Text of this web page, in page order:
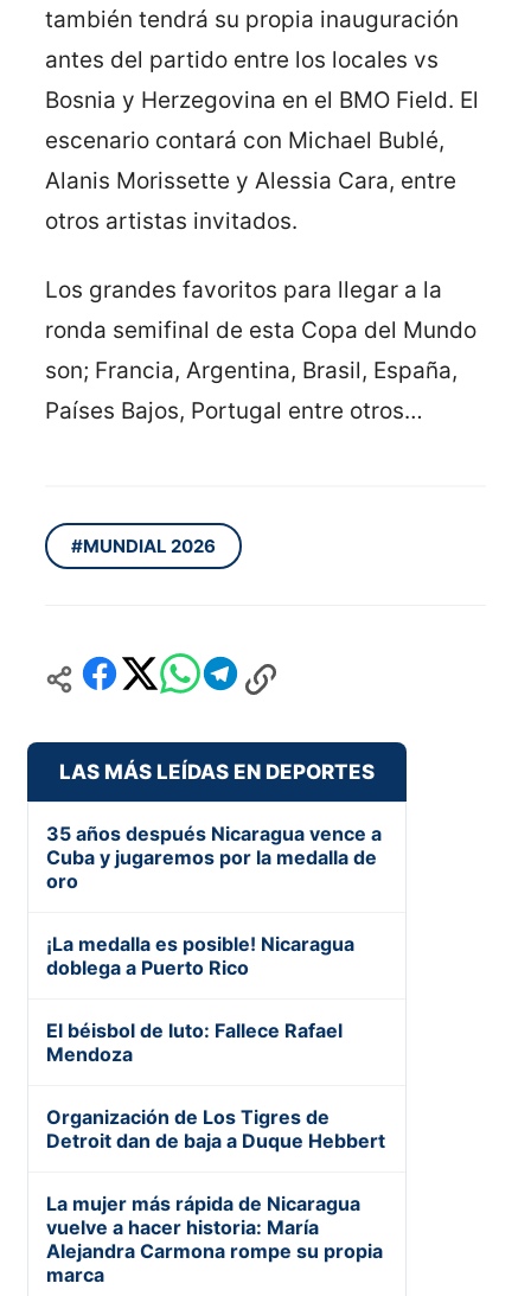
también tendrá su propia inauguración
antes del partido entre los locales vs
Bosnia y Herzegovina en el BMO Field. El
escenario contará con Michael Bublé,
Alanis Morissette y Alessia Cara, entre
otros artistas invitados.
Los grandes favoritos para llegar a la
ronda semifinal de esta Copa del Mundo
son; Francia, Argentina, Brasil, España,
Países Bajos, Portugal entre otros…
#MUNDIAL 2026
LAS MÁS LEÍDAS EN DEPORTES
35 años después Nicaragua vence a
Cuba y jugaremos por la medalla de
oro
¡La medalla es posible! Nicaragua
doblega a Puerto Rico
El béisbol de luto: Fallece Rafael
Mendoza
Organización de Los Tigres de
Detroit dan de baja a Duque Hebbert
La mujer más rápida de Nicaragua
vuelve a hacer historia: María
Alejandra Carmona rompe su propia
marca